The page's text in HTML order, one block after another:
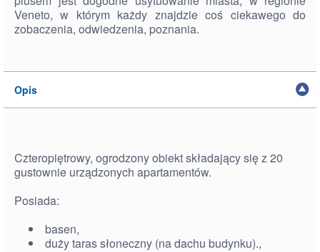
Veneto, w którym każdy znajdzie coś ciekawego do
zobaczenia, odwiedzenia, poznania.
Opis
Czteropiętrowy, ogrodzony obiekt składający się z 20
gustownie urządzonych apartamentów.
Posiada:
basen,
duży taras słoneczny (na dachu budynku).,